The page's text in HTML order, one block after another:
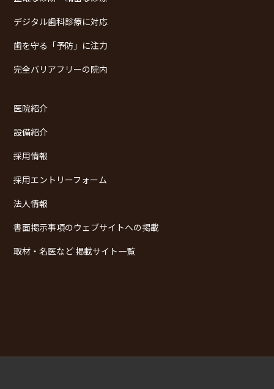
デジタル歯科診療に対応
歯を守る「予防」に注力
完全バリアフリーの院内
医院紹介
設備紹介
採用情報
採用エントリーフォーム
法人情報
書面掲示事項のウェブサイトへの掲載
取材・名医など 掲載サイト一覧